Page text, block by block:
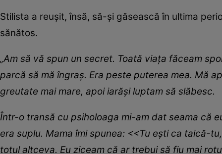
Stilista a reușit, însă, să-și găsească în ultima
sănătos.
„Am să vă spun un secret. Toată viața făceam
parcă să mă îngraș. Era peste puterea mea. Mă
greutate mai mare, apoi iarăși luptam să slăbesc.
Într-o transă cu psiholoaga mi-am dat seama că
era suplu. Mama îmi spunea: <<Tu ești ca taică-
totul altceva. Eu ziceam că ar trebui să fiu mai